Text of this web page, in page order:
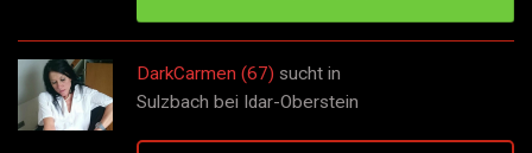
DarkCarmen (67) sucht in
Sulzbach bei Idar-Oberstein